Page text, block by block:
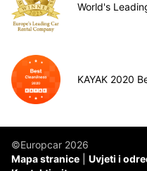
World's
KAYAK 2020
©Europcar 2026
Mapa stranice
Uvjeti i